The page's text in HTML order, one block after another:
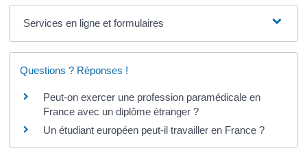
Services en ligne et formulaires
Questions ? Réponses !
Peut-on exercer une profession paramédicale en
France avec un diplôme étranger ?
Un étudiant européen peut-il travailler en France ?